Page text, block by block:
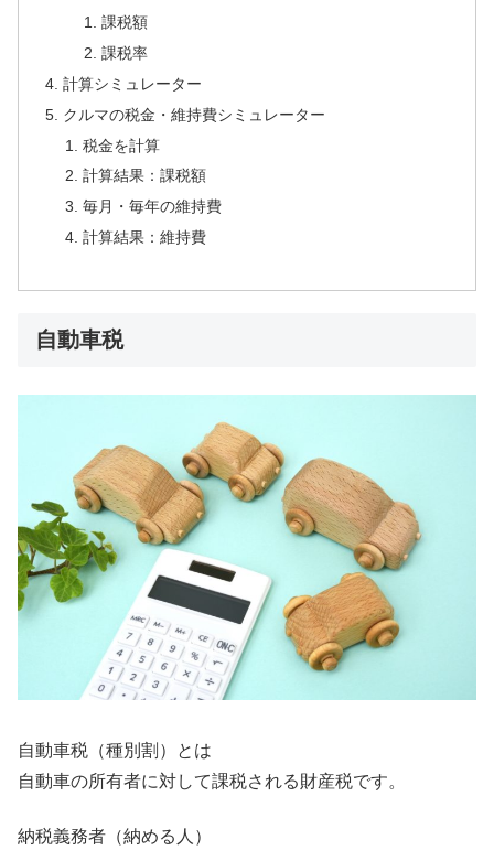
課税額
課税率
計算シミュレーター
クルマの税金・維持費シミュレーター
税金を計算
計算結果：課税額
毎月・毎年の維持費
計算結果：維持費
自動車税
自動車税（種別割）とは
自動車の所有者に対して課税される財産税です。
納税義務者（納める人）